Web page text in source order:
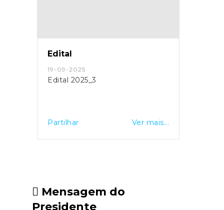
Edital
19-09-2025
Edital 2025_3
Partilhar Ver mais...
Mensagem do
Presidente